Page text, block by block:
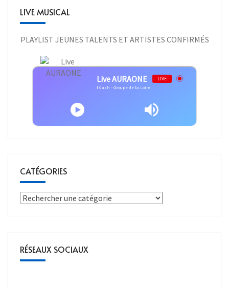
LIVE MUSICAL
PLAYLIST JEUNES TALENTS ET ARTISTES CONFIRMÉS
Live AURAONE LIVE
Cold Cash - Cold Cash - Groupe de la Loire
CATÉGORIES
RÉSEAUX SOCIAUX